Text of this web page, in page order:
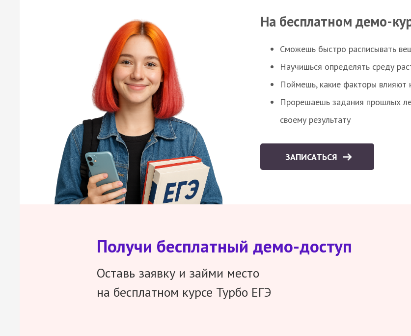
На бесплатном демо-
Сможешь быстро расписывать
Научишься определять среду
Поймешь, какие факторы влияют
Прорешаешь задания прошлых
своему результату
ЗАПИСАТЬСЯ
Получи бесплатный демо-доступ
Оставь заявку и займи место
на бесплатном курсе Турбо ЕГЭ